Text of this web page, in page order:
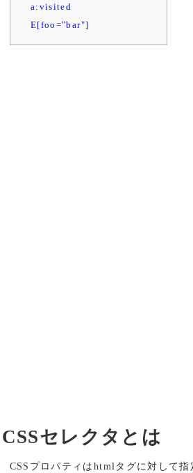
a:visited
E[foo="bar"]
CSSセレクタとは
CSSプロパティはhtmlタグに対して指